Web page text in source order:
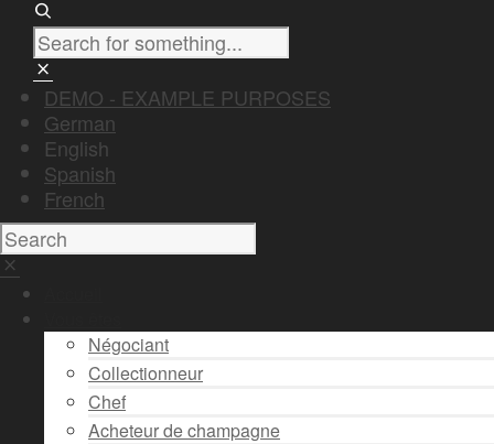
DEMO - EXAMPLE PURPOSES
German
English
Spanish
French
Négociant
Collectionneur
Chef
Acheteur de champagne